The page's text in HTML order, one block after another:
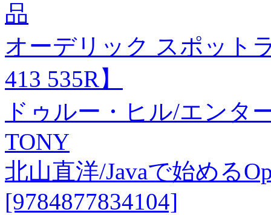
品
オーデリック スポット
413 535R】
ドゥルー・ヒル/エンタ
TONY
北山直洋/Javaで始める
[9784877834104]